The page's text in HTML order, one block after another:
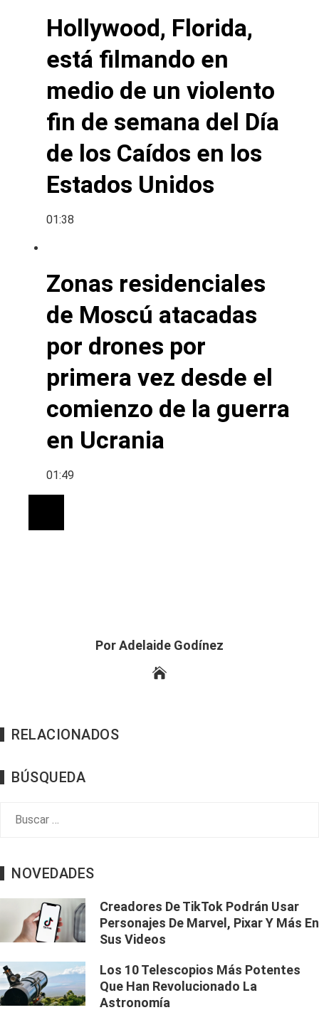
Hollywood, Florida,
está filmando en
medio de un violento
fin de semana del Día
de los Caídos en los
Estados Unidos
01:38
Zonas residenciales
de Moscú atacadas
por drones por
primera vez desde el
comienzo de la guerra
en Ucrania
01:49
Por Adelaide Godínez
RELACIONADOS
BÚSQUEDA
NOVEDADES
Creadores De TikTok Podrán Usar
Personajes De Marvel, Pixar Y Más En
Sus Videos
Los 10 Telescopios Más Potentes
Que Han Revolucionado La
Astronomía